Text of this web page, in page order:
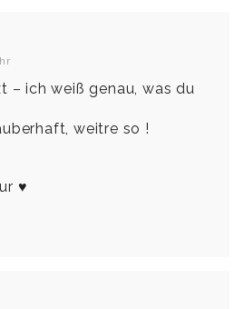
– ich weiß genau, was du
weitre so !
♥